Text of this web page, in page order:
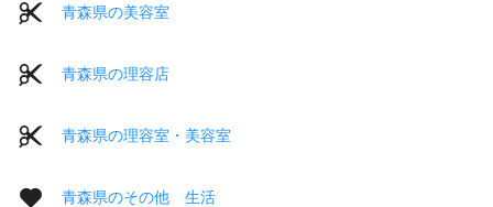
青森県の美容室
青森県の理容店
青森県の理容室・美容室
青森県のその他 生活